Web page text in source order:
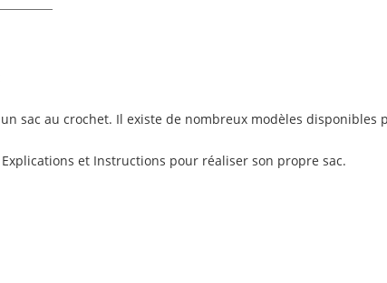
sac au crochet. Il existe de nombreux modèles disponibles
et Instructions pour réaliser son propre sac.